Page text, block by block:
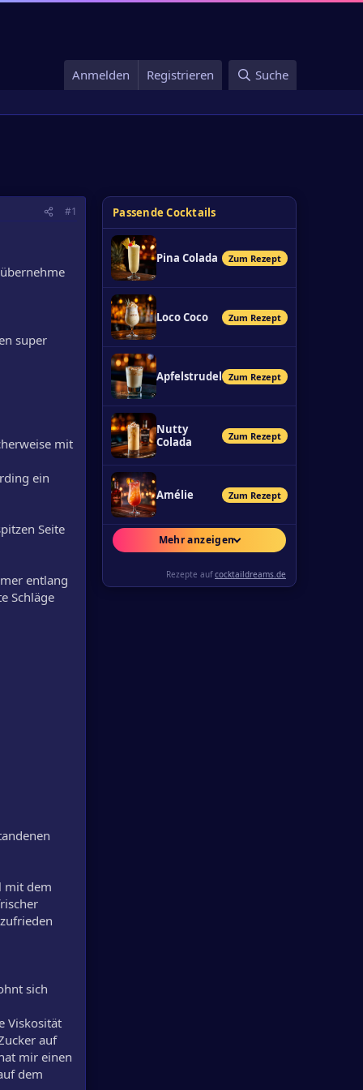
Anmelden Registrieren Suche
#1
super
mit
ein
Seite
entlang
Schläge
mit dem
sich
Viskosität
auf
mir einen
dem
Passende Cocktails
Pina Colada Zum Rezept
Loco Coco Zum Rezept
Apfelstrudel Zum Rezept
Nutty
Colada
Zum Rezept
Amélie Zum Rezept
Mehr anzeigen
Rezepte aufcocktaildreams.de